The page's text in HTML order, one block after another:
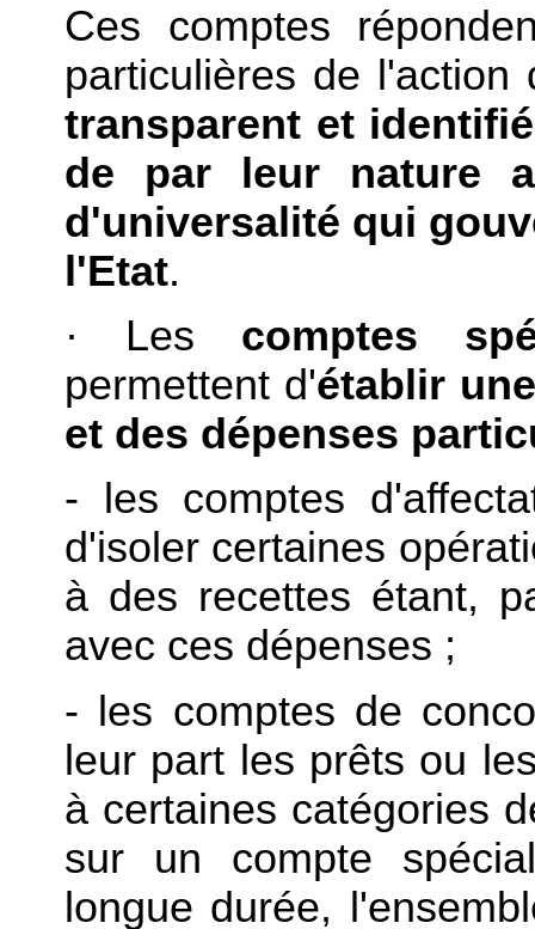
Ces comptes
particulières de
transparent et
de par leur nature
d'universalité qui
l'Etat.
· Les comptes
permettent d'établir
et des dépenses
- les comptes
d'isoler certaines
à des recettes étant,
avec ces dépenses ;
- les comptes de
leur part les prêts ou
à certaines catégories
sur un compte
longue durée,